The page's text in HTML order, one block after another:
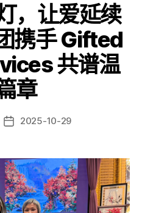
，让爱延续
手 Gifted
共谱温
章
2025-10-29